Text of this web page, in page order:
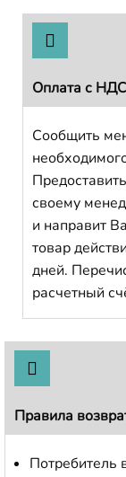
Оплата с
Сообщить
своему
и направит
товар
дней.
расчетный
Правила
Потребитель